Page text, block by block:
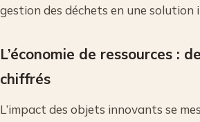
gestion des déchets en une solution
L’économie de ressources :
chiffrés
L’impact des objets innovants se